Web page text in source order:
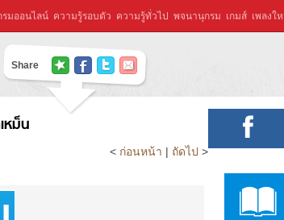
รมออนไลน์ ความรู้รอบตัว ความรู้ทั่วไป พจนานุกรม เกมส์ เพลงใ
Share
หม็น
< ก่อนหน้า | ถัดไป >